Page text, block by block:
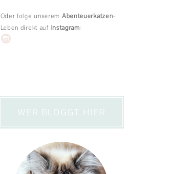
Oder folge unserem Abenteuerkatzen-
Leben direkt auf Instagram:
WER BLOGGT HIER